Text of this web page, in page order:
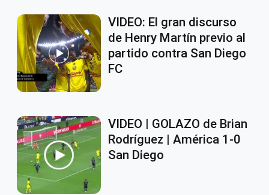
VIDEO: El gran discurso
de Henry Martín previo al
partido contra San Diego
FC
VIDEO | GOLAZO de Brian
Rodríguez | América 1-0
San Diego